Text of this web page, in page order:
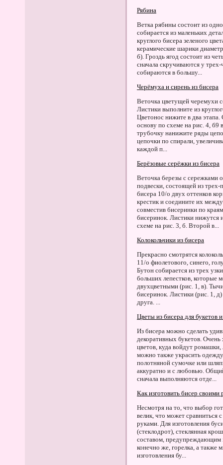
Рябина
Ветка рябины состоит из
собирается из маленьких
круглого бисера зеленого
керамические шарики
б). Гроздь ягод состоит из
сначала скручиваются у
собираются в большу...
Черёмуха и сирень из бисера
Веточка цветущей черемухи
Листики выполните из
Цветонос нижите в два этапа.
основу по схеме на рис. 4, б9
трубочку нанижите ряды
цепочки по спирали,
каждой п...
Берёзовые серёжки из бисера
Веточка березы с сережками
подвески, состоящей из
бисера 10/о двух оттенков
крестик и соедините их
совместив бисеринки по
бисеринок. Листики нижутся
схеме на рис. 3, б. Второй в...
Колокольчики из бисера
Прекрасно смотрятся
11/о фиолетового, синего,
Бутон собирается из трех
больших лепестков, которые
двухцветными (рис. 1, в).
бисеринок. Листики (рис. 1,
друга. ...
Цветы из бисера для букетов
Из бисера можно сделать
декоративных букетов.
цветов, куда войдут ромашки,
можно также украсить
полотняной сумочке или
аккуратно и с любовью.
сначала выполняются отде...
Как изготовить бисер своими
Несмотря на то, что выбор
велик, что может сравниться
руками. Для изготовления
(стеклодрот), стеклянная
составом, предупреждающим
конечно же, горелка, а также
изготовления бу...